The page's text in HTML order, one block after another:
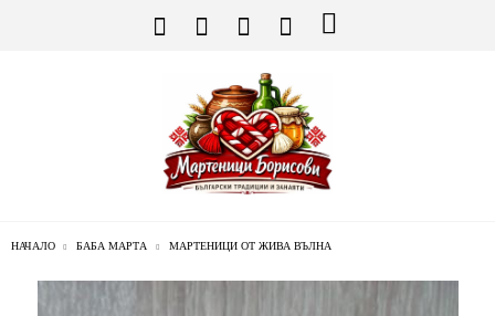
НАЧАЛО БАБА МАРТА МАРТЕНИЦИ ОТ ЖИВА ВЪЛНА